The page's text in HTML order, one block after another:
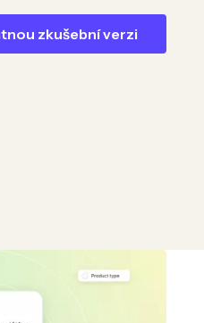
zkušební verzi